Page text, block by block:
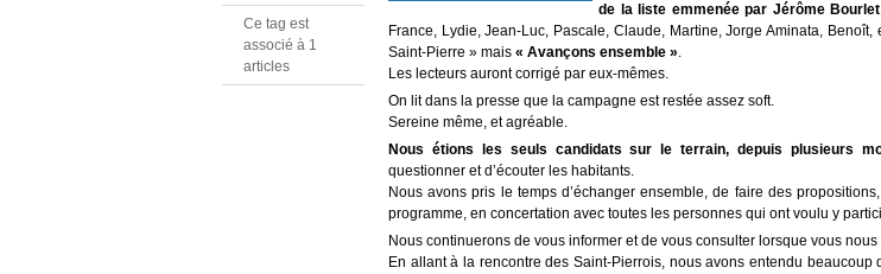
Ce tag est
associé à 1
articles
de la liste emmenée par Jérôme Bourlet
France, Lydie, Jean-Luc, Pascale, Claude, Martine, Jorge Aminata, Benoît,
Saint-Pierre » mais « Avançons ensemble ».
Les lecteurs auront corrigé par eux-mêmes.
On lit dans la presse que la campagne est restée assez soft.
Sereine même, et agréable.
Nous étions les seuls candidats sur le terrain, depuis plusieurs
questionner et d’écouter les habitants.
Nous avons pris le temps d’échanger ensemble, de faire des
programme, en concertation avec toutes les personnes qui ont voulu y
Nous continuerons de vous informer et de vous consulter lorsque vous
En allant à la rencontre des Saint-Pierrois, nous avons entendu beaucoup